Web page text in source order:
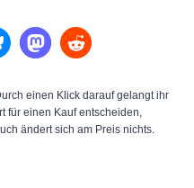
einen Klick darauf gelangt ihr
für einen Kauf entscheiden,
ändert sich am Preis nichts.